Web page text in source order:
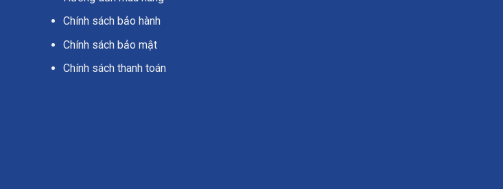
Chính sách bảo hành
Chính sách bảo mật
Chính sách thanh toán